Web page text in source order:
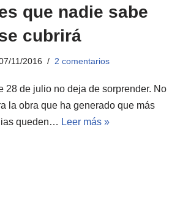
que nadie sabe
cubrirá
11/2016 2 comentarios
28 de julio no deja de sorprender. No
la obra que ha generado que más
queden… Leer más »